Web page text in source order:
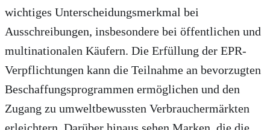
wichtiges Unterscheidungsmerkmal bei
Ausschreibungen, insbesondere bei öffentlichen und
multinationalen Käufern. Die Erfüllung der EPR-
Verpflichtungen kann die Teilnahme an bevorzugten
Beschaffungsprogrammen ermöglichen und den
Zugang zu umweltbewussten Verbrauchermärkten